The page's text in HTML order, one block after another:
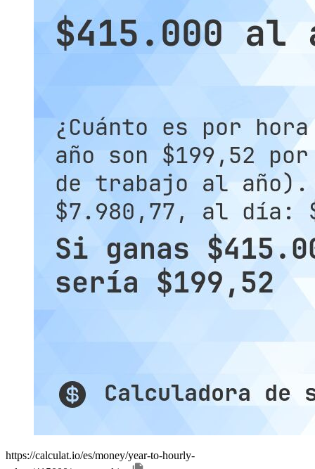
https://calculat.io/es/money/year-to-hourly-